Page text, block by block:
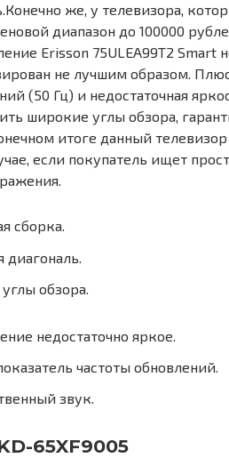
же, у телевизора,
диапазон до 100000
Erisson 75ULEA99T2 Smart
не лучшим образом.
(50 Гц) и недостаточная
широкие углы обзора,
итоге данный
если покупатель ищет
сборка.
диагональ.
обзора.
недостаточно яркое.
частоты обновлений.
звук.
65XF9005